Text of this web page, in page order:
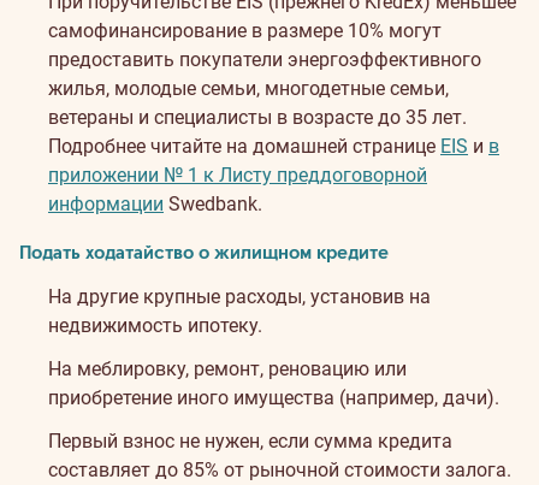
самофинансирование в размере 10% могут
предоставить покупатели энергоэффективного
жилья, молодые семьи, многодетные семьи,
ветераны и специалисты в возрасте до 35 лет.
Подробнее читайте на домашней странице EIS и в
приложении № 1 к Листу преддоговорной
информации Swedbank.
Подать ходатайство о жилищном кредите
На другие крупные расходы, установив на
недвижимость ипотеку.
На меблировку, ремонт, реновацию или
приобретение иного имущества (например, дачи).
Первый взнос не нужен, если сумма кредита
составляет до 85% от рыночной стоимости залога.